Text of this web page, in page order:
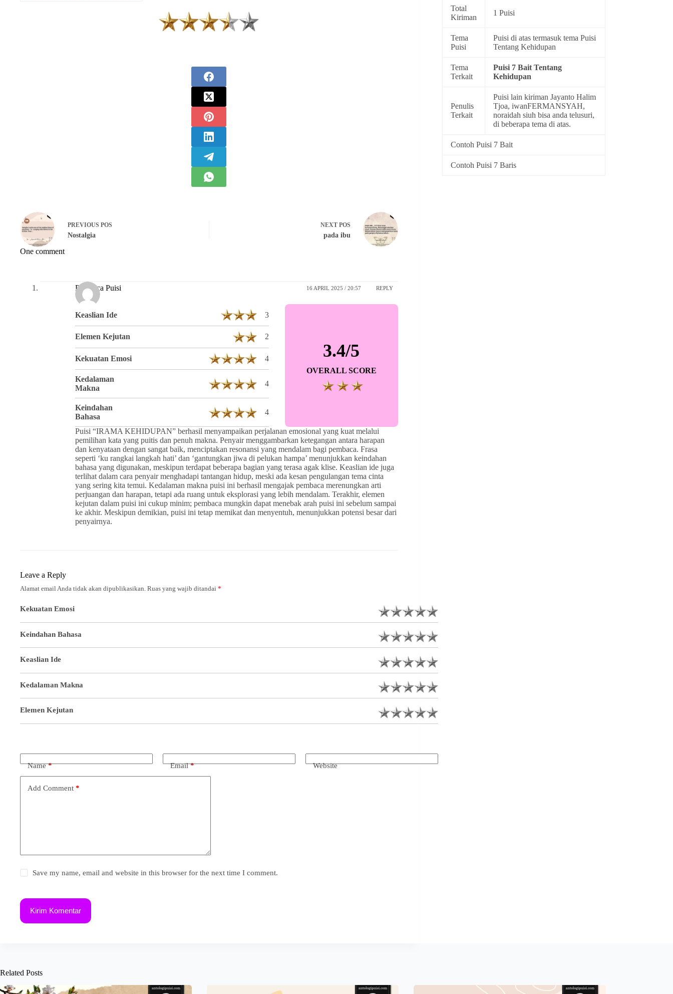
PREVIOUS POS
Nostalgia
NEXT POS
pada ibu
One comment
Pembaca Puisi 16 APRIL 2025 / 20:57 REPLY
Keaslian Ide 3
Elemen Kejutan 2
Kekuatan Emosi 4
Kedalaman
Makna
4
Keindahan
Bahasa
4
3.4/5
OVERALL SCORE
Puisi “IRAMA KEHIDUPAN” berhasil menyampaikan perjalanan emosional yang kuat melalui
pemilihan kata yang puitis dan penuh makna. Penyair menggambarkan ketegangan antara harapan
dan kenyataan dengan sangat baik, menciptakan resonansi yang mendalam bagi pembaca. Frasa
seperti ‘ku rangkai langkah hati’ dan ‘gantungkan jiwa di pelukan hampa’ menunjukkan keindahan
bahasa yang digunakan, meskipun terdapat beberapa bagian yang terasa agak klise. Keaslian ide juga
terlihat dalam cara penyair menghadapi tantangan hidup, meski ada kesan pengulangan tema cinta
yang sering kita temui. Kedalaman makna puisi ini berhasil mengajak pembaca merenungkan arti
perjuangan dan harapan, tetapi ada ruang untuk eksplorasi yang lebih mendalam. Terakhir, elemen
kejutan dalam puisi ini cukup minim; pembaca mungkin dapat menebak arah puisi ini sebelum sampai
ke akhir. Meskipun demikian, puisi ini tetap memikat dan menyentuh, menunjukkan potensi besar dari
penyairnya.
Leave a Reply
Alamat email Anda tidak akan dipublikasikan. Ruas yang wajib ditandai *
Kekuatan Emosi
Keindahan Bahasa
Keaslian Ide
Kedalaman Makna
Elemen Kejutan
Name* Email* Website
Add Comment *
Save my name, email and website in this browser for the next time I comment.
Kirim Komentar
Total
Kiriman
1 Puisi
Tema
Puisi
Puisi di atas termasuk temaPuisi
Tentang Kehidupan
Tema
Terkait
Puisi 7 Bait Tentang
Kehidupan
Penulis
Terkait
Puisi lain kiriman Jayanto Halim
Tjoa, iwanFERMANSYAH,
noraidah siuh bisa anda telusuri,
di beberapa tema di atas.
Contoh Puisi 7 Bait
Contoh Puisi 7 Baris
Related Posts